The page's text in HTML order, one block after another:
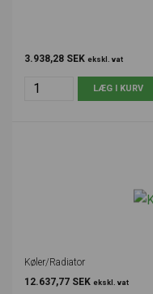
3.938,28 SEK ekskl. vat
Køler/Radiator
12.637,77 SEK ekskl. vat